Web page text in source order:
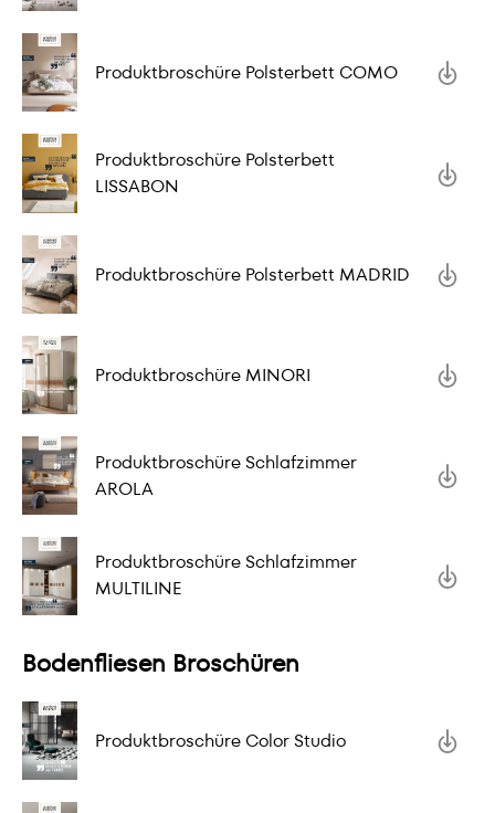
Produktbroschüre Polsterbett COMO
Produktbroschüre Polsterbett
LISSABON
Produktbroschüre Polsterbett MADRID
Produktbroschüre MINORI
Produktbroschüre Schlafzimmer
AROLA
Produktbroschüre Schlafzimmer
MULTILINE
Bodenfliesen Broschüren
Produktbroschüre Color Studio